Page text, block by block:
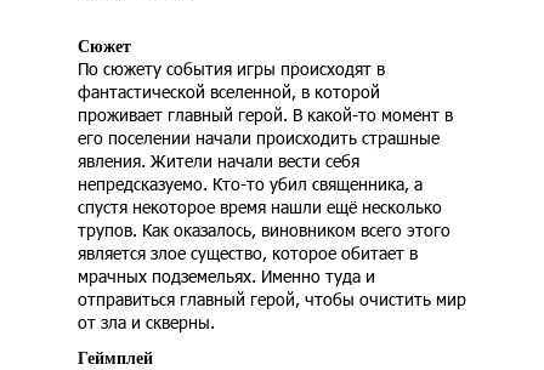
Сюжет
По сюжету события игры происходят в
фантастической вселенной, в которой
проживает главный герой. В какой-то момент в
его поселении начали происходить страшные
явления. Жители начали вести себя
непредсказуемо. Кто-то убил священника, а
спустя некоторое время нашли ещё несколько
трупов. Как оказалось, виновником всего этого
является злое существо, которое обитает в
мрачных подземельях. Именно туда и
отправиться главный герой, чтобы очистить мир
от зла и скверны.
Геймплей